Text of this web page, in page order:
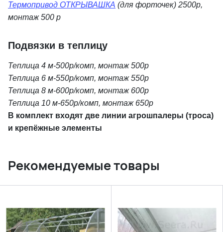
Термопривод ОТКРЫВАШКА (для форточек) 2500р,
монтаж 500 р
Подвязки в теплицу
Теплица 4 м-500р/комп, монтаж 500р
Теплица 6 м-550р/комп, монтаж 550р
Теплица 8 м-600р/комп, монтаж 600р
Теплица 10 м-650р/комп, монтаж 650р
В комплект входят две линии агрошпалеры (троса)
и крепёжные элементы
Рекомендуемые товары